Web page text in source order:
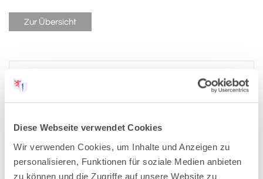
Diese Webseite verwendet Cookies
Wir verwenden Cookies, um Inhalte und Anzeigen zu
personalisieren, Funktionen für soziale Medien anbieten
zu können und die Zugriffe auf unsere Website zu
Zur Übersicht
2026
2025